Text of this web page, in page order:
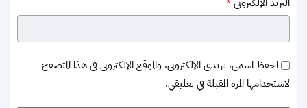
احفظ اسمي، بريدي الإلكتروني، والموقع الإلكتروني في هذا المتصفح
لاستخدامها المرة المقبلة في تعليقي.